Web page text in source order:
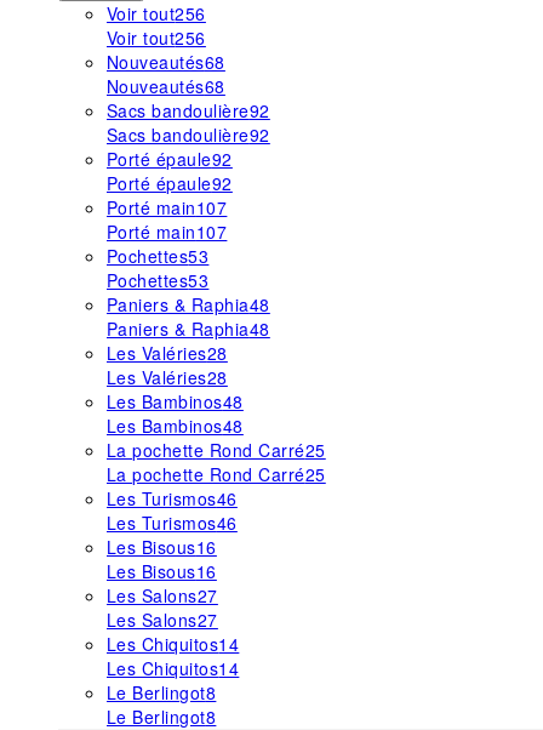
Voir tout256
Voir tout256
Nouveautés68
Nouveautés68
Sacs bandoulière92
Sacs bandoulière92
Porté épaule92
Porté épaule92
Porté main107
Porté main107
Pochettes53
Pochettes53
Paniers & Raphia48
Paniers & Raphia48
Les Valéries28
Les Valéries28
Les Bambinos48
Les Bambinos48
La pochette Rond Carré25
La pochette Rond Carré25
Les Turismos46
Les Turismos46
Les Bisous16
Les Bisous16
Les Salons27
Les Salons27
Les Chiquitos14
Les Chiquitos14
Le Berlingot8
Le Berlingot8